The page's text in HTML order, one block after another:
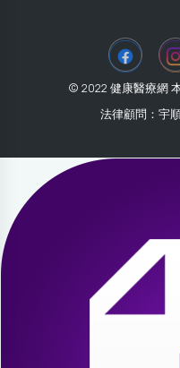
© 2022 健康醫療網
法律顧問：宇